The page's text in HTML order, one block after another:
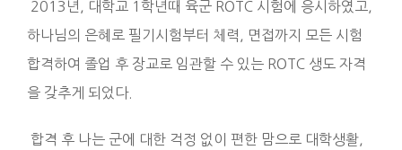
2013년, 대학교 1학년때 육군 ROTC 시험에 응시하였고,
하나님의 은혜로 필기시험부터 체력, 면접까지 모든 시험
합격하여 졸업 후 장교로 임관할 수 있는 ROTC 생도 자격
을 갖추게 되었다.
합격 후 나는 군에 대한 걱정 없이 편한 맘으로 대학생활,